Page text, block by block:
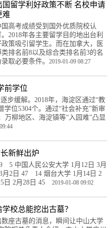
国留学利好政策不断 名校申请
难
国高考成绩受到国外优质院校认
。2018年各主要留学目的地出台利
政策吸引留学生。而在加拿大，医
类排名前8以及综合类排名前3的名
取必要条件。 2019-01-09 08:27
前学位
步缓解。2018年，海淀区通过“教
位5304个。通过“社会补充”新审
万柳地区、海淀镇等“入园难”凸显
新鲜出炉
5 中国人民公安大学 1月12日 3月
2日 47 14 烟台大学 1月14日 2
日 2月28日 45 2019-01-08 09:02
校总能挖出古墓？
座古墓的消息，瞬间让中山大学